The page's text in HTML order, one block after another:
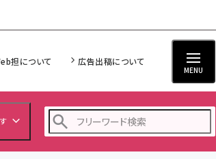
担について 広告出稿について
MENU